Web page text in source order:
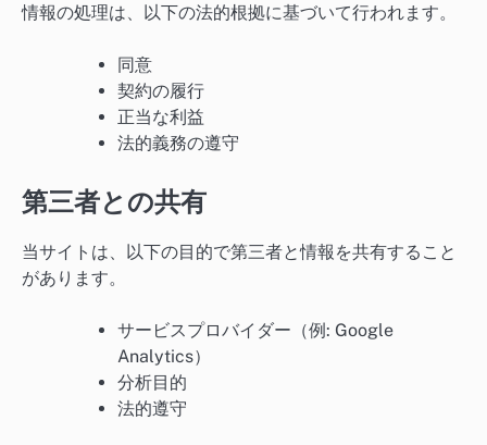
情報の処理は、以下の法的根拠に基づいて行われます。
同意
契約の履行
正当な利益
法的義務の遵守
第三者との共有
当サイトは、以下の目的で第三者と情報を共有すること
があります。
サービスプロバイダー（例: Google
Analytics）
分析目的
法的遵守